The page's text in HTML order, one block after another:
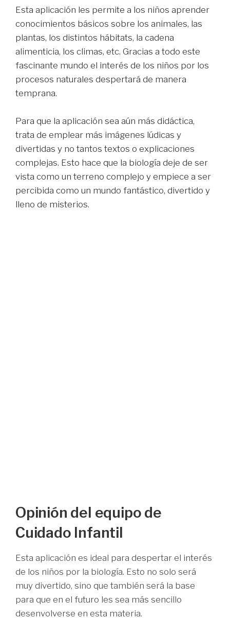
Esta aplicación les permite a los niños aprender
conocimientos básicos sobre los animales, las
plantas, los distintos hábitats, la cadena
alimenticia, los climas, etc. Gracias a todo este
fascinante mundo el interés de los niños por los
procesos naturales despertará de manera
temprana.
Para que la aplicación sea aún más didáctica,
trata de emplear más imágenes lúdicas y
divertidas y no tantos textos o explicaciones
complejas. Esto hace que la biología deje de ser
vista como un terreno complejo y empiece a ser
percibida como un mundo fantástico, divertido y
lleno de misterios.
Opinión del equipo de
Cuidado Infantil
Esta aplicación es ideal para despertar el interés
de los niños por la biología. Esto no solo será
muy divertido, sino que también será la base
para que en el futuro les sea más sencillo
desenvolverse en esta materia.